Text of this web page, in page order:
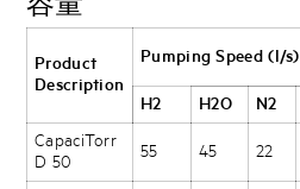
容量
Product
Description
Pumping Speed (l/s)
H2
H2O N2
CapaciTorr
D 50
55 45 22